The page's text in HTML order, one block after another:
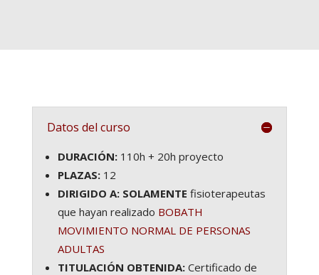
Datos del curso
DURACIÓN: 110h + 20h proyecto
PLAZAS: 12
DIRIGIDO A: SOLAMENTE fisioterapeutas
que hayan realizado BOBATH
MOVIMIENTO NORMAL DE PERSONAS
ADULTAS
TITULACIÓN OBTENIDA: Certificado de